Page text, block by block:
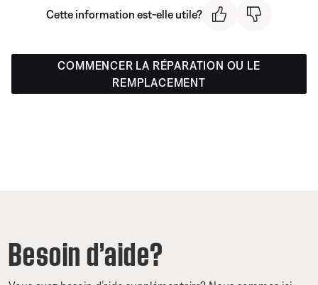
Cette information est-elle utile?
COMMENCER LA RÉPARATION OU LE
REMPLACEMENT
Besoin d’aide?